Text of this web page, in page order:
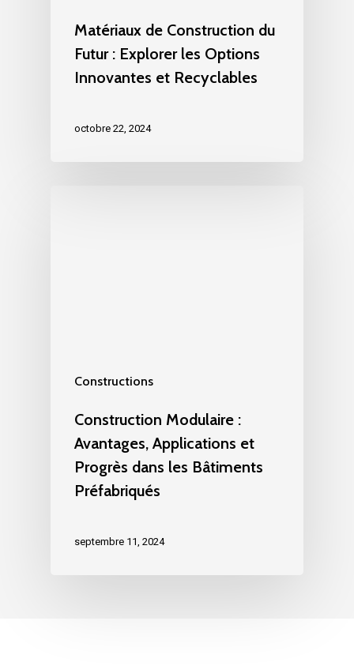
Matériaux de Construction du
Futur : Explorer les Options
Innovantes et Recyclables
octobre 22, 2024
Constructions
Construction Modulaire :
Avantages, Applications et
Progrès dans les Bâtiments
Préfabriqués
septembre 11, 2024